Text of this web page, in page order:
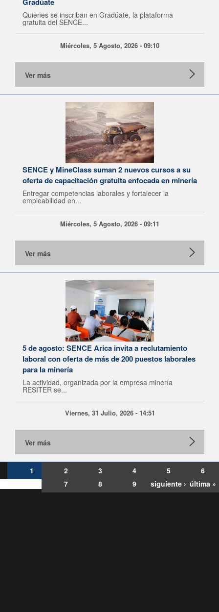
Quienes se inscriban en Gradúate, la plataforma
gratuita del SENCE...
Miércoles, 5 Agosto, 2026 - 09:10
Ver más
SENCE y MineClass suman 2 nuevos cursos a su
oferta de capacitación gratuita enfocada en minería
Entregar competencias laborales y fortalecer la
empleabilidad en...
Miércoles, 5 Agosto, 2026 - 09:11
Ver más
5 de agosto: SENCE Arica invita a reclutamiento
laboral con oferta de más de 200 puestos laborales
para la minería
La actividad, organizada por la empresa minería
RESITER se...
Viernes, 31 Julio, 2026 - 14:51
Ver más
1 2 3 4 5
6
7
8 9 siguiente › última »